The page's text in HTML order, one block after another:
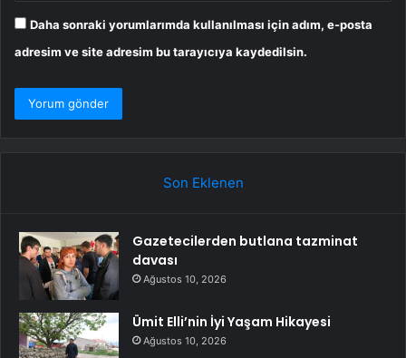
Daha sonraki yorumlarımda kullanılması için adım, e-posta
adresim ve site adresim bu tarayıcıya kaydedilsin.
Son Eklenen
Gazetecilerden butlana tazminat
davası
Ağustos 10, 2026
Ümit Elli’nin İyi Yaşam Hikayesi
Ağustos 10, 2026